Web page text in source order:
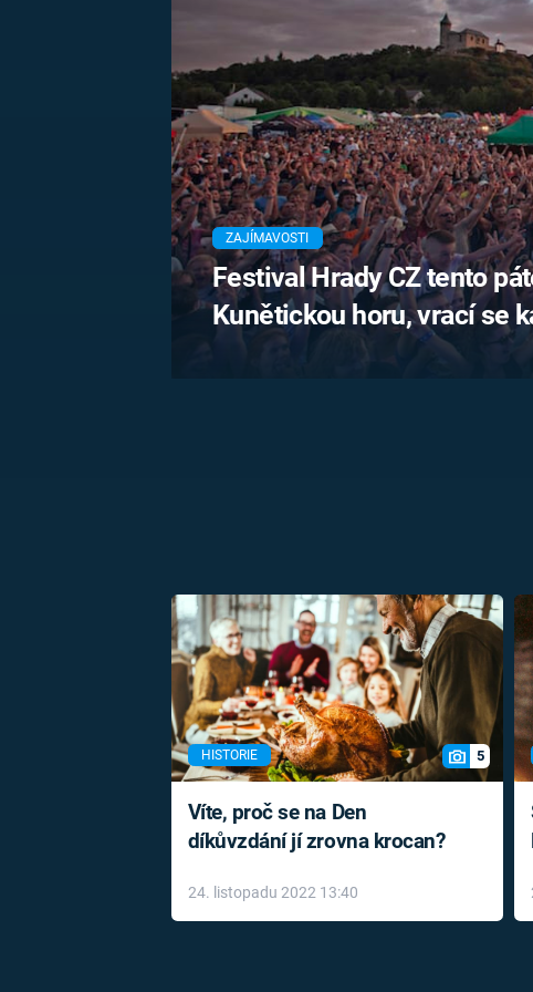
PRVNÍ SVĚTOVÁ
MARIE TEREZIE
NAPOLEON
BONAPARTE
BRITSKÁ
KRÁLOVSKÁ
RODINA
ZAJÍMAVOSTI
Festival Hrady CZ tento
Kunětickou horu, vrací se
HISTORIE 5
Víte, proč se na Den
díkůvzdání jí zrovna krocan?
24. listopadu 2022 13:40